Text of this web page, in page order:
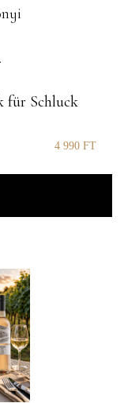
für Schluck
4 990 FT